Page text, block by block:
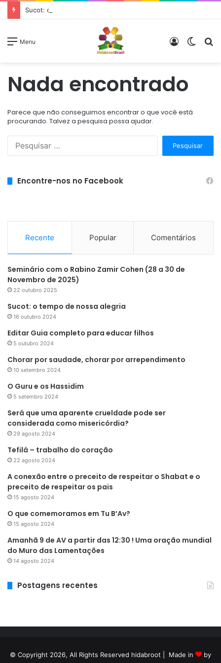
Sucot: o tempo de nossa alegria
Menu
Switch
Entrar
Nada encontrado
Parece que não conseguimos encontrar o que você está
procurando. Talvez a pesquisa possa ajudar.
r
r
Encontre-nos no Facebook
Recente Popular Comentários
Seminário com o Rabino Zamir Cohen (28 a 30 de
Novembro de 2025)
22 outubro 2025
Sucot: o tempo de nossa alegria
16 outubro 2024
Editar Guia completo para educar filhos
5 outubro 2024
Chorar por saudade, chorar por arrependimento
10 setembro 2024
O Guru e os Hassidim
5 setembro 2024
Será que uma aparente crueldade pode ser
considerada como misericórdia?
29 agosto 2024
Tefilá – trabalho do coração
22 agosto 2024
A conexão entre o preceito de respeitar o Shabat e o
preceito de respeitar os pais
15 agosto 2024
O que comemoramos em Tu B’Av?
15 agosto 2024
Amanhã 9 de AV a partir das 12:30 ! Uma oração mundial
do Muro das Lamentações
14 agosto 2024
Postagens recentes
© Copyright 2026, All Rights Reserved hidabroot | Made in by